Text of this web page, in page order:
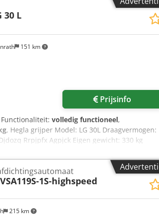
warmtevermogen: 3.520 kW
ovenkamertemperatuur: 1.150°C
max. 60 K/u bij 120.000 kg belastbaar
Aantal temperatuurregelzones: 6 Alle
voor de gebruikte media
10,6 kWh/m³(n) Aanvoerdruk gas: 2,0
+5 tot +25°C 7.4.2
100 mbar Maximaal volumestroom: 11.500
Spanning: 400 V Netfrequentie: 50 Hz
+0,5 mbar Waarschuwingsdrempel: 1,5 mbar
mbar gedurende langer dan 10 seconden.
151 km
30 L
Prijsinfo
Functionaliteit: volledig functioneel,
, Hegla grijper Model: LG 30L Draagvermogen:
Rrpjpfx Agpjck Eigen gewicht: 330 kg
215 km
VSA119S-1S-highspeed